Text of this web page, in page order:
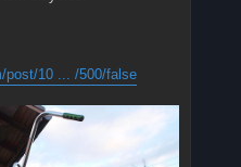
post/10 ... /500/false